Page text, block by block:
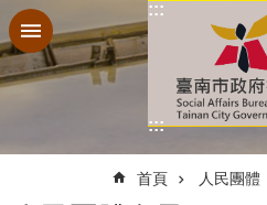
跳到主要內容區塊
:::
:::
首頁 人民團體